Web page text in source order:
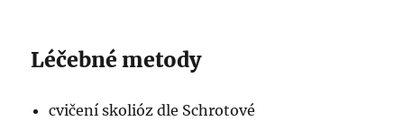
Léčebné metody
cvičení skolióz dle Schrotové